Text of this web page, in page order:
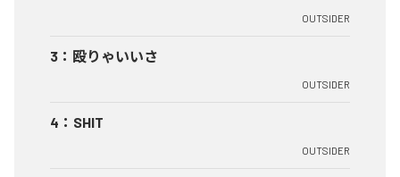
OUTSIDER
3 ： 殴りゃいいさ
OUTSIDER
4 ： SHIT
OUTSIDER